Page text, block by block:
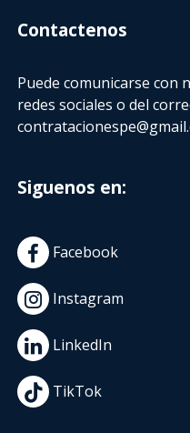
Contactenos
Puede comunicarse con
redes sociales o del
Siguenos en:
Facebook
Instagram
LinkedIn
TikTok